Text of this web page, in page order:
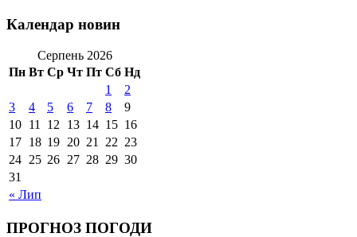
Календар новин
Серпень 2026
Пн Вт Ср Чт Пт Сб Нд
« Лип
1
2
3
4 5 6 7 8
9
10 11 12 13 14 15 16
17 18 19 20 21 22 23
24 25 26 27 28 29 30
31
ПРОГНОЗ ПОГОДИ